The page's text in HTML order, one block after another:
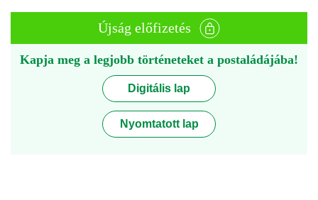
Újság előfizetés
Kapja meg a legjobb történeteket a postaládájába!
Digitális lap
Nyomtatott lap